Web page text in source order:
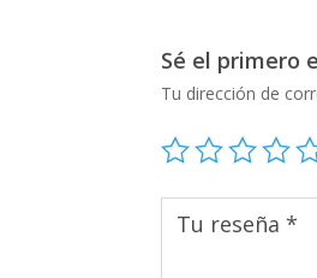
Sé el primero
Tu dirección de